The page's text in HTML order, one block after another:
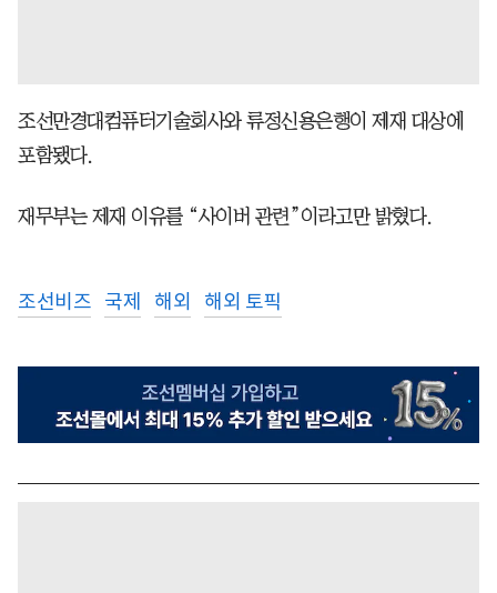
조선만경대컴퓨터기술회사와 류정신용은행이 제재 대상에
포함됐다.
재무부는 제재 이유를 “사이버 관련”이라고만 밝혔다.
조선비즈 국제 해외 해외 토픽